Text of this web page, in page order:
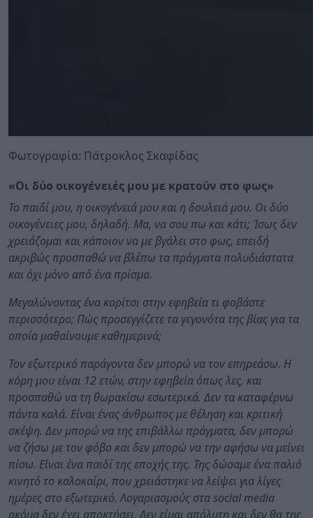
Φωτογραφία: Πάτροκλος Σκαφίδας
«Οι δύο οικογένειές μου με κρατούν στο φως»
Το παιδί μου, η οικογένειά μου και η δουλειά μου. Οι δύο
οικογένειες μου, δηλαδή. Μα, να σου πω και κάτι; Ίσως δεν
χρειάζομαι και κάποιον να με βγάλει στο φως, επειδή
ακριβώς προσπαθώ να βλέπω τα πράγματα πολυδιάστατα
και όχι μόνο από ένα πρίσμα.
Μεγαλώνοντας ένα κορίτσι στην εφηβεία τι φοβάστε
περισσότερο; Πώς προσεγγίζετε τα γεγονότα της βίας για τα
οποία μαθαίνουμε καθημερινά;
Τον εξωτερικό παράγοντα δεν μπορώ να τον επηρεάσω. Η
κόρη μου είναι 12 ετών, στην εφηβεία όπως λες, και
προσπαθώ να τη θωρακίσω εσωτερικά. Δεν τα καταφέρνω
πάντα καλά. Είναι ένας άνθρωπος με θέληση και κριτική
σκέψη. Δεν μπορώ να της επιβάλλω πράγματα, δεν μπορώ
να ζήσω με τον φόβο και δεν μπορώ να την αφήσω να μείνει
πίσω. Είναι ένα παιδί της εποχής της. Της δώσαμε ένα παλιό
κινητό το καλοκαίρι, που χρειάστηκε να λείψει για λίγες
ημέρες στο εξωτερικό. Λογαριασμούς στα social media
ακόμα δεν έχει αποκτήσει. Δεν είμαι απόλυτη και δεν θα της